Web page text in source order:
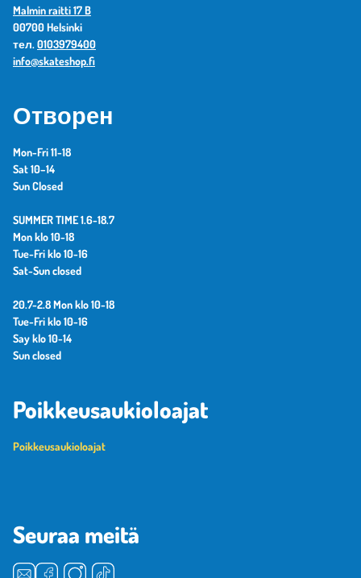
Malmin raitti 17 B
00700 Helsinki
тел.0103979400
info@skateshop.fi
Отворен
Mon-Fri 11-18
Sat 10–14
Sun Closed
SUMMER TIME 1.6-18.7
Mon klo 10-18
Tue-Fri klo 10-16
Sat-Sun closed
20.7-2.8 Mon klo 10-18
Tue-Fri klo 10-16
Say klo 10-14
Sun closed
Poikkeusaukioloajat
Poikkeusaukioloajat
Seuraa meitä